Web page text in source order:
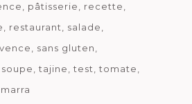
pâtisserie
recette
restaurant
salade
sans gluten
soupe tajine test
tomate